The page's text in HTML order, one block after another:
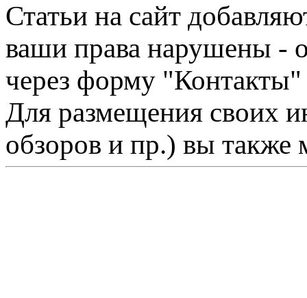
Статьи на сайт
ваши права нарушены -
через форму "Контакты"
Для размещения своих
обзоров и пр.) вы также